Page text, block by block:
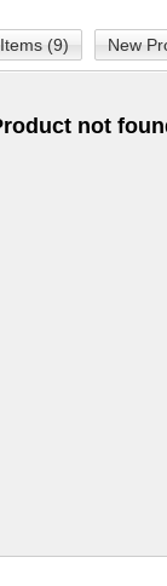
(9) New
not